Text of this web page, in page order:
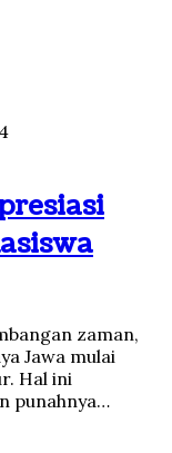
zaman,
Jawa mulai
Hal ini
punahnya…